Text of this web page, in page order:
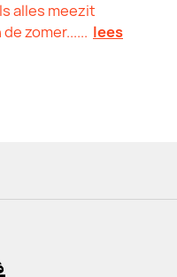
alles meezit
zomer...... lees